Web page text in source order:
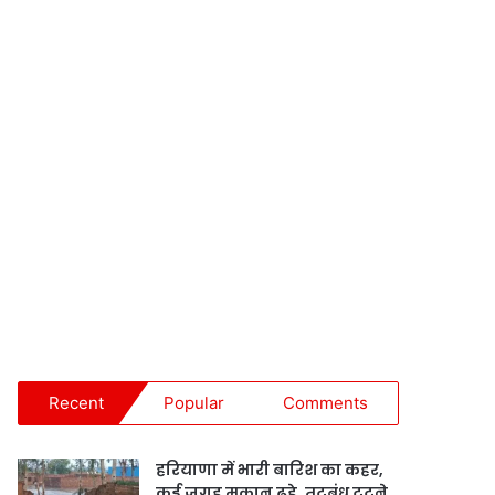
Recent Popular Comments
हरियाणा में भारी बारिश का कहर,